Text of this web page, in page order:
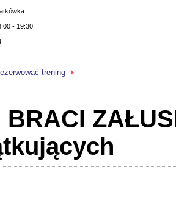
- 19:30
trening
BRACI